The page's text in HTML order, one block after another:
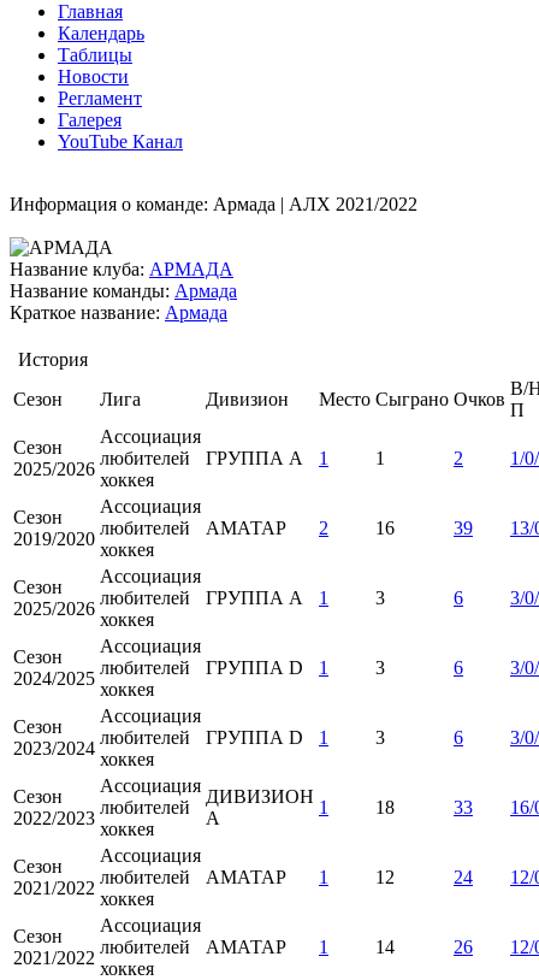
Главная
Календарь
Таблицы
Новости
Регламент
Галерея
YouTube Канал
Информация о команде: Армада | АЛХ 2021/2022
Название клуба: АРМАДА
Название команды: Армада
Краткое название: Армада
История
Сезон
Лига Дивизион Место Сыграно Очков
В/
П
Сезон
2025/2026
Ассоциация
любителей
хоккея
ГРУППА А 1 1 2 1/
Сезон
2019/2020
Ассоциация
любителей
хоккея
АМАТАР 2 16 39 13/
Сезон
2025/2026
Ассоциация
любителей
хоккея
ГРУППА А 1 3 6 3/
Сезон
2024/2025
Ассоциация
любителей
хоккея
ГРУППА D 1 3 6 3/
Сезон
2023/2024
Ассоциация
любителей
хоккея
ГРУППА D 1 3 6 3/
Сезон
2022/2023
Ассоциация
любителей
хоккея
ДИВИЗИОН
А
1 18 33 16/
Сезон
2021/2022
Ассоциация
любителей
хоккея
АМАТАР 1 12 24 12/
Сезон
2021/2022
Ассоциация
любителей
хоккея
АМАТАР 1 14 26 12/